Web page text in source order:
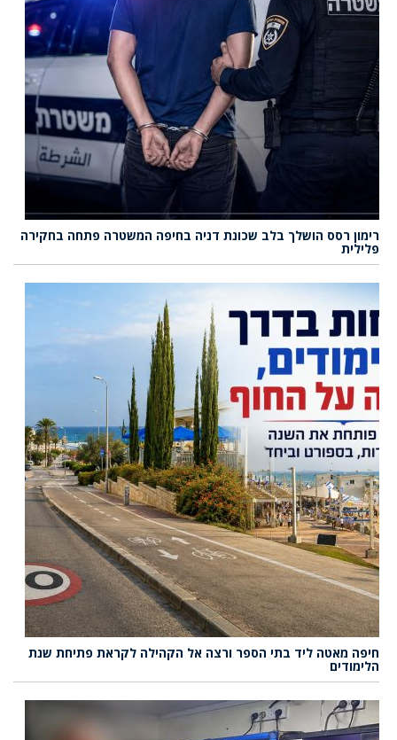
רימון רסס הושלך בלב שכונת דניה בחיפה המשטרה פתחה בחקירה
פלילית
חיפה מאטה ליד בתי הספר ורצה אל הקהילה לקראת פתיחת שנת
הלימודים